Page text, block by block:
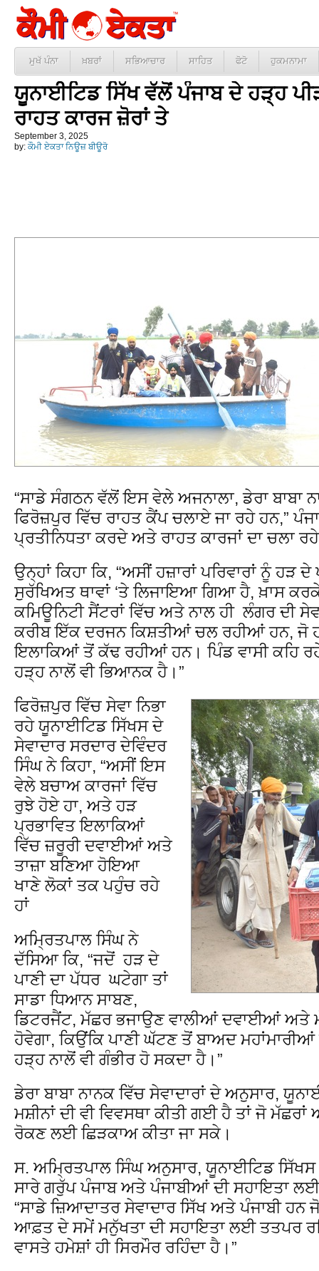
ਮੁਖੱ ਪੰਨਾ ਖ਼ਬਰਾਂ ਸਭਿਆਚਾਰ ਸਾਹਿਤ ਫੋਟੋ ਹੁਕਮਨਾਮਾ
ਯੂਨਾਈਟਿਡ ਸਿੱਖ ਵੱਲੋਂ ਪੰਜਾਬ ਦੇ ਹੜ੍ਹ
ਰਾਹਤ ਕਾਰਜ ਜ਼ੋਰਾਂ ਤੇ
September 3, 2025
by: ਕੌਮੀ ਏਕਤਾ ਨਿਊਜ਼ ਬੀਊਰੋ
“ਸਾਡੇ ਸੰਗਠਨ ਵੱਲੋਂ ਇਸ ਵੇਲੇ ਅਜਨਾਲਾ, ਡੇਰਾ ਬਾਬਾ
ਫਿਰੋਜ਼ਪੁਰ ਵਿੱਚ ਰਾਹਤ ਕੈਂਪ ਚਲਾਏ ਜਾ ਰਹੇ ਹਨ,”
ਪ੍ਰਤੀਨਿਧਤਾ ਕਰਦੇ ਅਤੇ ਰਾਹਤ ਕਾਰਜਾਂ ਦਾ ਚਲਾ
ਉਨ੍ਹਾਂ ਕਿਹਾ ਕਿ, “ਅਸੀਂ ਹਜ਼ਾਰਾਂ ਪਰਿਵਾਰਾਂ ਨੂੰ ਹੜ ਦੇ
ਸੁਰੱਖਿਅਤ ਥਾਵਾਂ ‘ਤੇ ਲਿਜਾਇਆ ਗਿਆ ਹੈ, ਖ਼ਾਸ
ਕਮਿਊਨਿਟੀ ਸੈਂਟਰਾਂ ਵਿੱਚ ਅਤੇ ਨਾਲ ਹੀ ਲੰਗਰ ਦੀ
ਕਰੀਬ ਇੱਕ ਦਰਜਨ ਕਿਸ਼ਤੀਆਂ ਚਲ ਰਹੀਆਂ ਹਨ, ਜੋ
ਇਲਾਕਿਆਂ ਤੋਂ ਕੱਢ ਰਹੀਆਂ ਹਨ। ਪਿੰਡ ਵਾਸੀ ਕਹਿ
ਹੜ੍ਹ ਨਾਲੋਂ ਵੀ ਭਿਆਨਕ ਹੈ।”
ਫਿਰੋਜ਼ਪੁਰ ਵਿੱਚ ਸੇਵਾ ਨਿਭਾ
ਰਹੇ ਯੂਨਾਈਟਿਡ ਸਿੱਖਸ ਦੇ
ਸੇਵਾਦਾਰ ਸਰਦਾਰ ਦੇਵਿੰਦਰ
ਸਿੰਘ ਨੇ ਕਿਹਾ, “ਅਸੀਂ ਇਸ
ਵੇਲੇ ਬਚਾਅ ਕਾਰਜਾਂ ਵਿੱਚ
ਰੁਝੇ ਹੋਏ ਹਾ, ਅਤੇ ਹੜ
ਪ੍ਰਭਾਵਿਤ ਇਲਾਕਿਆਂ
ਵਿੱਚ ਜ਼ਰੂਰੀ ਦਵਾਈਆਂ ਅਤੇ
ਤਾਜ਼ਾ ਬਣਿਆ ਹੋਇਆ
ਖਾਣੇ ਲੋਕਾਂ ਤਕ ਪਹੁੰਚ ਰਹੇ
ਹਾਂ
ਅਮ੍ਰਿਤਪਾਲ ਸਿੰਘ ਨੇ
ਦੱਸਿਆ ਕਿ, “ਜਦੋਂ ਹੜ ਦੇ
ਪਾਣੀ ਦਾ ਪੱਧਰ ਘਟੇਗਾ ਤਾਂ
ਸਾਡਾ ਧਿਆਨ ਸਾਬਣ,
ਡਿਟਰਜੈਂਟ, ਮੱਛਰ ਭਜਾਉਣ ਵਾਲੀਆਂ ਦਵਾਈਆਂ ਅਤੇ
ਹੋਵੇਗਾ, ਕਿਉਂਕਿ ਪਾਣੀ ਘੱਟਣ ਤੋਂ ਬਾਅਦ
ਹੜ੍ਹ ਨਾਲੋਂ ਵੀ ਗੰਭੀਰ ਹੋ ਸਕਦਾ ਹੈ।”
ਡੇਰਾ ਬਾਬਾ ਨਾਨਕ ਵਿੱਚ ਸੇਵਾਦਾਰਾਂ ਦੇ ਅਨੁਸਾਰ,
ਮਸ਼ੀਨਾਂ ਦੀ ਵੀ ਵਿਵਸਥਾ ਕੀਤੀ ਗਈ ਹੈ ਤਾਂ ਜੋ
ਰੋਕਣ ਲਈ ਛਿੜਕਾਅ ਕੀਤਾ ਜਾ ਸਕੇ।
ਸ. ਅਮ੍ਰਿਤਪਾਲ ਸਿੰਘ ਅਨੁਸਾਰ, ਯੂਨਾਈਟਿਡ
ਸਾਰੇ ਗਰੁੱਪ ਪੰਜਾਬ ਅਤੇ ਪੰਜਾਬੀਆਂ ਦੀ ਸਹਾਇਤਾ
“ਸਾਡੇ ਜ਼ਿਆਦਾਤਰ ਸੇਵਾਦਾਰ ਸਿੱਖ ਅਤੇ ਪੰਜਾਬੀ ਹਨ
ਆਫ਼ਤ ਦੇ ਸਮੇਂ ਮਨੁੱਖਤਾ ਦੀ ਸਹਾਇਤਾ ਲਈ ਤਤਪਰ
ਵਾਸਤੇ ਹਮੇਸ਼ਾਂ ਹੀ ਸਿਰਮੌਰ ਰਹਿੰਦਾ ਹੈ।”